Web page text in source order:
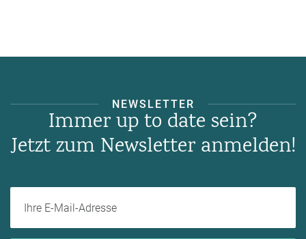
NEWSLETTER
Immer up to date sein?
Jetzt zum Newsletter anmelden!